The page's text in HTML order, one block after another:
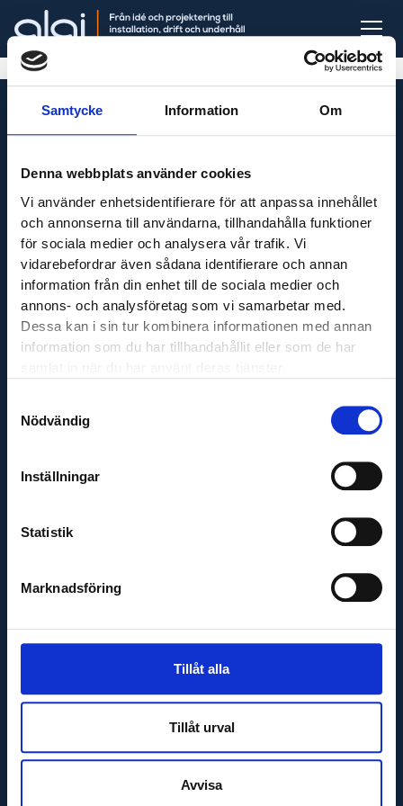
Samtycke Information Om
Denna webbplats använder cookies
Vi använder enhetsidentifierare för att anpassa innehållet
och annonserna till användarna, tillhandahålla funktioner
för sociala medier och analysera vår trafik. Vi
vidarebefordrar även sådana identifierare och annan
information från din enhet till de sociala medier och
annons- och analysföretag som vi samarbetar med.
Dessa kan i sin tur kombinera informationen med annan
information som du har tillhandahållit eller som de har
Nödvändig
Inställningar
Statistik
Marknadsföring
Tillåt alla
Tillåt urval
Avvisa
Vi är din fullservicepartner som levererar produkter
till hela Sverige och utför servicetjänster runt om i
Västsverige.
Adress
Maskinfirma Glaj AB